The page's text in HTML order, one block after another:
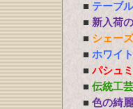
■ テーブ
■ 新入荷
■ シェー
■ ホワイ
■ パシュ
■ 伝統工
■ 色の綺